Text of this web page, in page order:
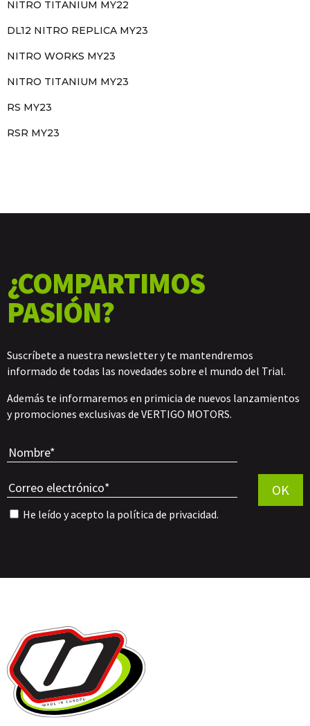
NITRO TITANIUM MY22
DL12 NITRO REPLICA MY23
NITRO WORKS MY23
NITRO TITANIUM MY23
RS MY23
RSR MY23
¿COMPARTIMOS
PASIÓN?
Suscríbete a nuestra newsletter y te mantendremos
informado de todas las novedades sobre el mundo del Trial.
Además te informaremos en primicia de nuevos lanzamientos
y promociones exclusivas de VERTIGO MOTORS.
He leído y acepto la política de privacidad.
OK